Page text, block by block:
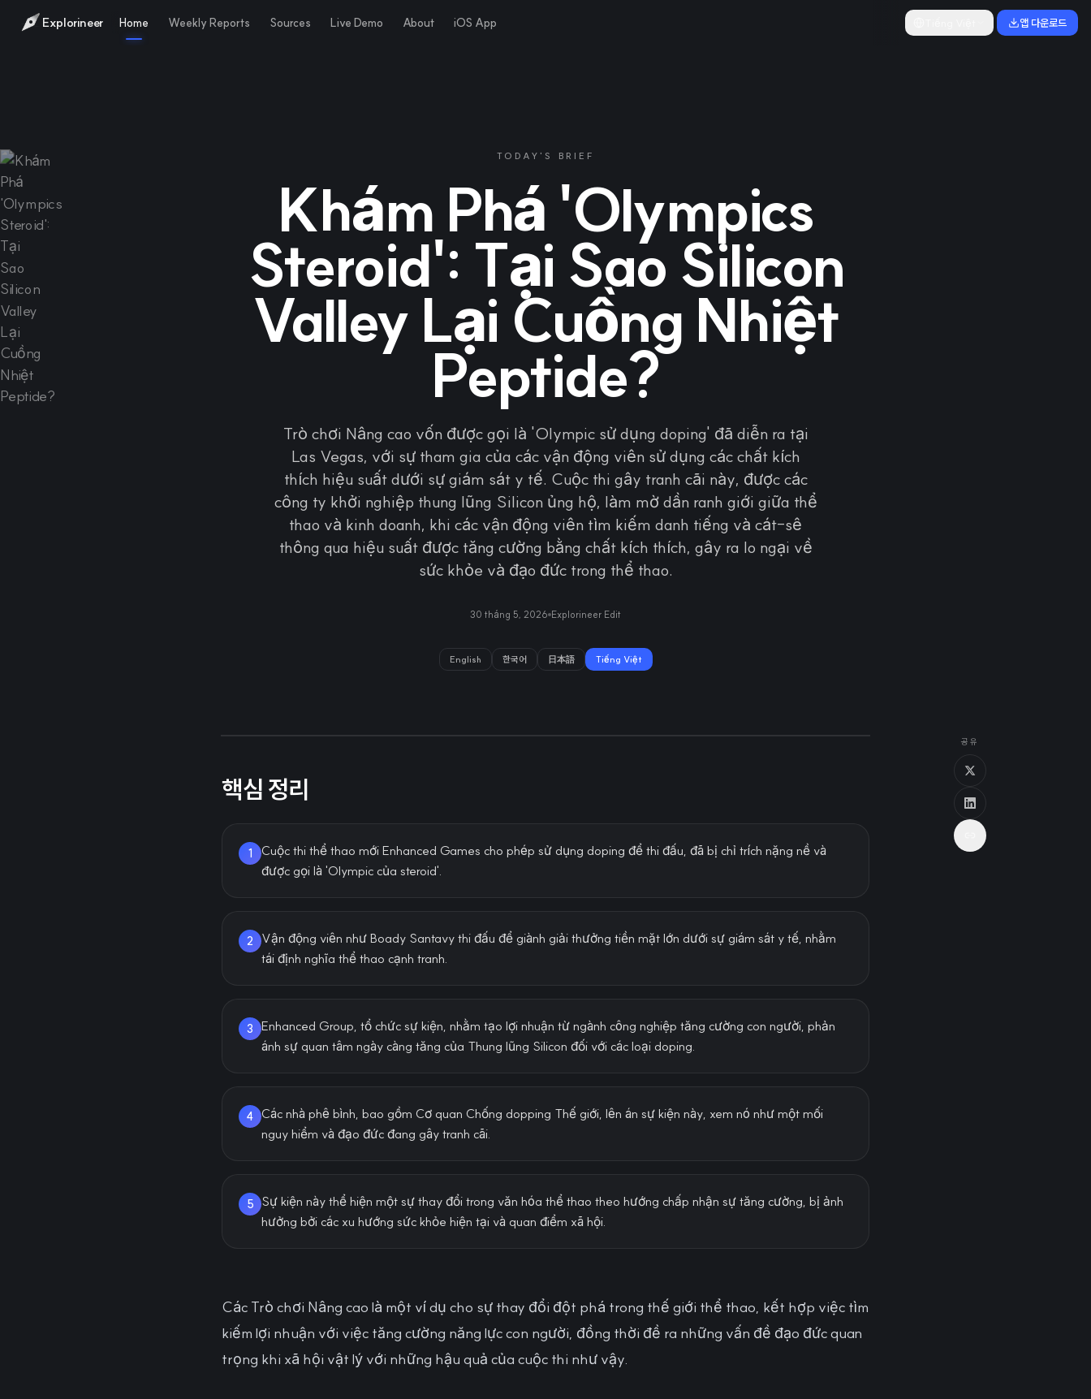
Explorineer Home Weekly Reports Sources Live Demo About iOS App 앱 다운로드
TODAY'S BRIEF
Khám Phá 'Olympics
Steroid': Tại Sao Silicon
Valley Lại Cuồng Nhiệt
Peptide?
Trò chơi Nâng cao vốn được gọi là 'Olympic sử dụng doping' đã diễn ra tại
Las Vegas, với sự tham gia của các vận động viên sử dụng các chất kích
thích hiệu suất dưới sự giám sát y tế. Cuộc thi gây tranh cãi này, được các
công ty khởi nghiệp thung lũng Silicon ủng hộ, làm mờ dần ranh giới giữa thể
thao và kinh doanh, khi các vận động viên tìm kiếm danh tiếng và cát-sê
thông qua hiệu suất được tăng cường bằng chất kích thích, gây ra lo ngại về
sức khỏe và đạo đức trong thể thao.
30 tháng 5, 2026 Explorineer Edit
English 한국어 日本語 Tiếng Việt
핵심 정리
1
Cuộc thi thể thao mới Enhanced Games cho phép sử dụng doping để thi đấu, đã bị chỉ trích nặng nề và
được gọi là 'Olympic của steroid'.
2
Vận động viên như Boady Santavy thi đấu để giành giải thưởng tiền mặt lớn dưới sự giám sát y tế, nhằm
tái định nghĩa thể thao cạnh tranh.
3
Enhanced Group, tổ chức sự kiện, nhằm tạo lợi nhuận từ ngành công nghiệp tăng cường con người, phản
ánh sự quan tâm ngày càng tăng của Thung lũng Silicon đối với các loại doping.
4
Các nhà phê bình, bao gồm Cơ quan Chống dopping Thế giới, lên án sự kiện này, xem nó như một mối
nguy hiểm và đạo đức đang gây tranh cãi.
5
Sự kiện này thể hiện một sự thay đổi trong văn hóa thể thao theo hướng chấp nhận sự tăng cường, bị ảnh
hưởng bởi các xu hướng sức khỏe hiện tại và quan điểm xã hội.
Các Trò chơi Nâng cao là một ví dụ cho sự thay đổi đột phá trong thế giới thể thao, kết hợp việc tìm
kiếm lợi nhuận với việc tăng cường năng lực con người, đồng thời đề ra những vấn đề đạo đức quan
trọng khi xã hội vật lý với những hậu quả của cuộc thi như vậy.
공유